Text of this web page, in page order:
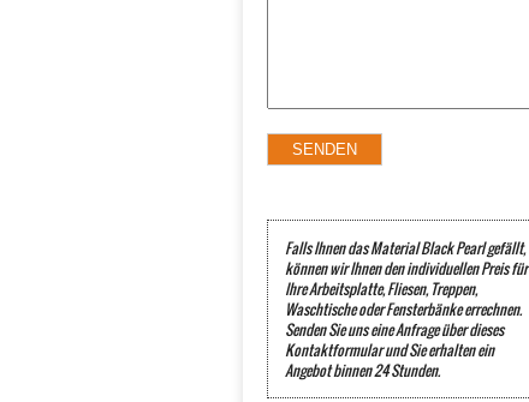
Falls Ihnen das Material Black Pearl gefällt,
können wir Ihnen den individuellen Preis für
Ihre Arbeitsplatte, Fliesen, Treppen,
Waschtische oder Fensterbänke errechnen.
Senden Sie uns eine Anfrage über dieses
Kontaktformular und Sie erhalten ein
Angebot binnen 24 Stunden.